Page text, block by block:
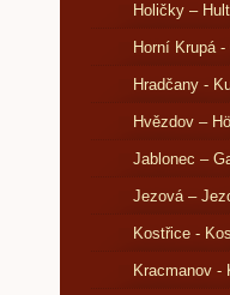
Holičky –
Horní Krupá
Hradčany -
Hvězdov –
Jablonec –
Jezová –
Kostřice -
Kracmanov -